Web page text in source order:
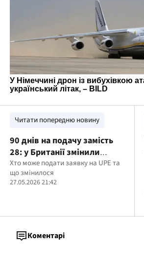
Читати попередню новину
90 днів на подачу замість
28: у Британії змінили
правила продовження віз
для українців
Хто може подати заявку на UPE та
що змінилося
27.05.2026 21:42
Коментарі